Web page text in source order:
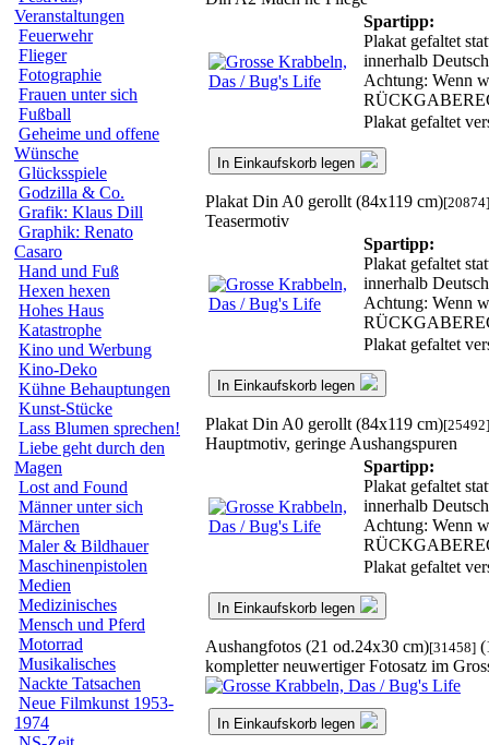
Veranstaltungen
Feuerwehr
Flieger
Fotographie
Frauen unter sich
Fußball
Geheime und offene
Wünsche
Glücksspiele
Godzilla & Co.
Grafik: Klaus Dill
Graphik: Renato
Casaro
Hand und Fuß
Hexen hexen
Hohes Haus
Katastrophe
Kino und Werbung
Kino-Deko
Kühne Behauptungen
Kunst-Stücke
Lass Blumen sprechen!
Liebe geht durch den
Magen
Lost and Found
Männer unter sich
Märchen
Maler & Bildhauer
Maschinenpistolen
Medien
Medizinisches
Mensch und Pferd
Motorrad
Musikalisches
Nackte Tatsachen
Neue Filmkunst 1953-
1974
Spartipp:
Plakat gefaltet
innerhalb
Achtung: Wenn
Plakat gefaltet
In Einkaufskorb legen
Plakat Din A0 gerollt (84x119 cm)[20874]
Teasermotiv
Spartipp:
Plakat gefaltet
innerhalb
Achtung: Wenn
Plakat gefaltet
In Einkaufskorb legen
Plakat Din A0 gerollt (84x119 cm)[25492]
Hauptmotiv, geringe Aushangspuren
Spartipp:
Plakat gefaltet
innerhalb
Achtung: Wenn
Plakat gefaltet
In Einkaufskorb legen
Aushangfotos (21 od.24x30 cm)[31458]
kompletter neuwertiger Fotosatz im
In Einkaufskorb legen